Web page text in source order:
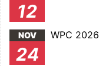
12
NOV
24
WPC 2026